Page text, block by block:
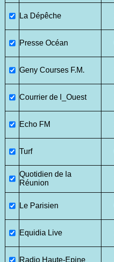
La Dépêche
Presse Océan
Geny Courses F.M.
Courrier de l_Ouest
Echo FM
Turf
Quotidien de la
Réunion
Le Parisien
Equidia Live
Radio Haute-Epine